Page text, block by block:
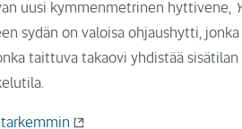
uusi kymmenmetrinen hyttivene,
sydän on valoisa ohjaushytti,
taittuva takaovi yhdistää